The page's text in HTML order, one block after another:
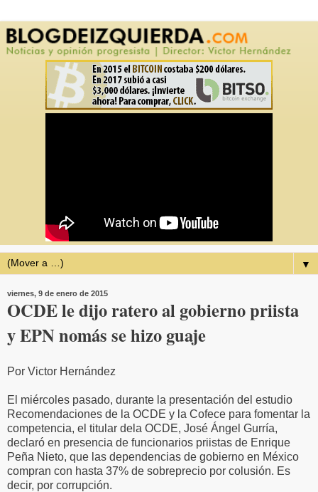
▼
viernes, 9 de enero de 2015
OCDE le dijo ratero al gobierno priista
y EPN nomás se hizo guaje
Por Victor Hernández
El miércoles pasado, durante la presentación del estudio
Recomendaciones de la OCDE y la Cofece para fomentar la
competencia, el titular dela OCDE, José Ángel Gurría,
declaró en presencia de funcionarios priistas de Enrique
Peña Nieto, que las dependencias de gobierno en México
compran con hasta 37% de sobreprecio por colusión. Es
decir, por corrupción.